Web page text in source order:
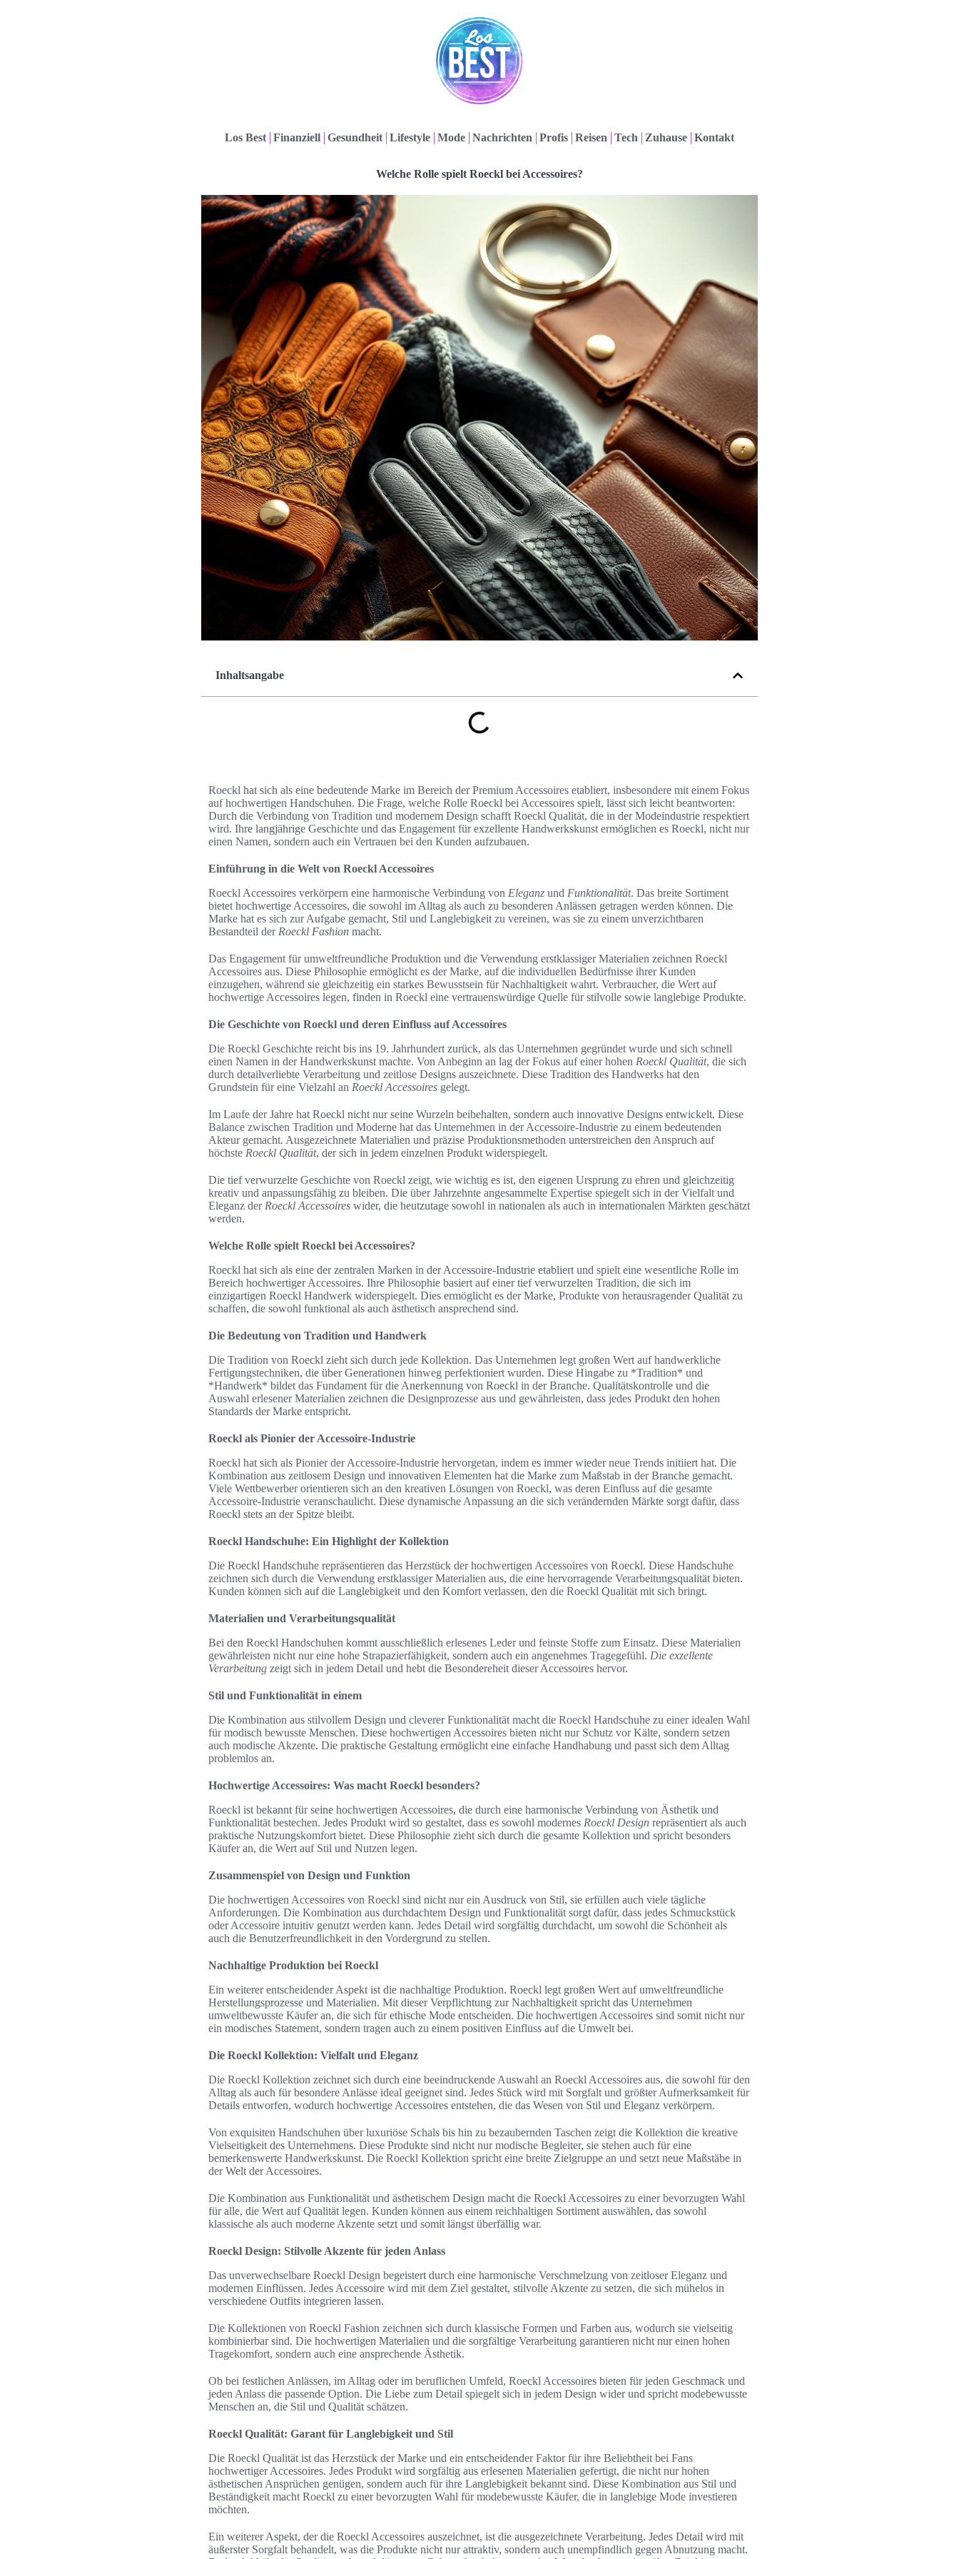
Los Best Finanziell Gesundheit Lifestyle Mode Nachrichten Profis Reisen Tech Zuhause Kontakt
Welche Rolle spielt Roeckl bei Accessoires?
Inhaltsangabe
Roeckl hat sich als eine bedeutende Marke im Bereich der Premium Accessoires etabliert, insbesondere mit einem Fokus
auf hochwertigen Handschuhen. Die Frage, welche Rolle Roeckl bei Accessoires spielt, lässt sich leicht beantworten:
Durch die Verbindung von Tradition und modernem Design schafft Roeckl Qualität, die in der Modeindustrie respektiert
wird. Ihre langjährige Geschichte und das Engagement für exzellente Handwerkskunst ermöglichen es Roeckl, nicht nur
einen Namen, sondern auch ein Vertrauen bei den Kunden aufzubauen.
Einführung in die Welt von Roeckl Accessoires
Roeckl Accessoires verkörpern eine harmonische Verbindung von Eleganz und Funktionalität. Das breite Sortiment
bietet hochwertige Accessoires, die sowohl im Alltag als auch zu besonderen Anlässen getragen werden können. Die
Marke hat es sich zur Aufgabe gemacht, Stil und Langlebigkeit zu vereinen, was sie zu einem unverzichtbaren
Bestandteil der Roeckl Fashion macht.
Das Engagement für umweltfreundliche Produktion und die Verwendung erstklassiger Materialien zeichnen Roeckl
Accessoires aus. Diese Philosophie ermöglicht es der Marke, auf die individuellen Bedürfnisse ihrer Kunden
einzugehen, während sie gleichzeitig ein starkes Bewusstsein für Nachhaltigkeit wahrt. Verbraucher, die Wert auf
hochwertige Accessoires legen, finden in Roeckl eine vertrauenswürdige Quelle für stilvolle sowie langlebige Produkte.
Die Geschichte von Roeckl und deren Einfluss auf Accessoires
Die Roeckl Geschichte reicht bis ins 19. Jahrhundert zurück, als das Unternehmen gegründet wurde und sich schnell
einen Namen in der Handwerkskunst machte. Von Anbeginn an lag der Fokus auf einer hohen Roeckl Qualität, die sich
durch detailverliebte Verarbeitung und zeitlose Designs auszeichnete. Diese Tradition des Handwerks hat den
Grundstein für eine Vielzahl an Roeckl Accessoires gelegt.
Im Laufe der Jahre hat Roeckl nicht nur seine Wurzeln beibehalten, sondern auch innovative Designs entwickelt. Diese
Balance zwischen Tradition und Moderne hat das Unternehmen in der Accessoire-Industrie zu einem bedeutenden
Akteur gemacht. Ausgezeichnete Materialien und präzise Produktionsmethoden unterstreichen den Anspruch auf
höchste Roeckl Qualität, der sich in jedem einzelnen Produkt widerspiegelt.
Die tief verwurzelte Geschichte von Roeckl zeigt, wie wichtig es ist, den eigenen Ursprung zu ehren und gleichzeitig
kreativ und anpassungsfähig zu bleiben. Die über Jahrzehnte angesammelte Expertise spiegelt sich in der Vielfalt und
Eleganz der Roeckl Accessoires wider, die heutzutage sowohl in nationalen als auch in internationalen Märkten geschätzt
werden.
Welche Rolle spielt Roeckl bei Accessoires?
Roeckl hat sich als eine der zentralen Marken in der Accessoire-Industrie etabliert und spielt eine wesentliche Rolle im
Bereich hochwertiger Accessoires. Ihre Philosophie basiert auf einer tief verwurzelten Tradition, die sich im
einzigartigen Roeckl Handwerk widerspiegelt. Dies ermöglicht es der Marke, Produkte von herausragender Qualität zu
schaffen, die sowohl funktional als auch ästhetisch ansprechend sind.
Die Bedeutung von Tradition und Handwerk
Die Tradition von Roeckl zieht sich durch jede Kollektion. Das Unternehmen legt großen Wert auf handwerkliche
Fertigungstechniken, die über Generationen hinweg perfektioniert wurden. Diese Hingabe zu *Tradition* und
*Handwerk* bildet das Fundament für die Anerkennung von Roeckl in der Branche. Qualitätskontrolle und die
Auswahl erlesener Materialien zeichnen die Designprozesse aus und gewährleisten, dass jedes Produkt den hohen
Standards der Marke entspricht.
Roeckl als Pionier der Accessoire-Industrie
Roeckl hat sich als Pionier der Accessoire-Industrie hervorgetan, indem es immer wieder neue Trends initiiert hat. Die
Kombination aus zeitlosem Design und innovativen Elementen hat die Marke zum Maßstab in der Branche gemacht.
Viele Wettbewerber orientieren sich an den kreativen Lösungen von Roeckl, was deren Einfluss auf die gesamte
Accessoire-Industrie veranschaulicht. Diese dynamische Anpassung an die sich verändernden Märkte sorgt dafür, dass
Roeckl stets an der Spitze bleibt.
Roeckl Handschuhe: Ein Highlight der Kollektion
Die Roeckl Handschuhe repräsentieren das Herzstück der hochwertigen Accessoires von Roeckl. Diese Handschuhe
zeichnen sich durch die Verwendung erstklassiger Materialien aus, die eine hervorragende Verarbeitungsqualität bieten.
Kunden können sich auf die Langlebigkeit und den Komfort verlassen, den die Roeckl Qualität mit sich bringt.
Materialien und Verarbeitungsqualität
Bei den Roeckl Handschuhen kommt ausschließlich erlesenes Leder und feinste Stoffe zum Einsatz. Diese Materialien
gewährleisten nicht nur eine hohe Strapazierfähigkeit, sondern auch ein angenehmes Tragegefühl. Die exzellente
Verarbeitung zeigt sich in jedem Detail und hebt die Besondereheit dieser Accessoires hervor.
Stil und Funktionalität in einem
Die Kombination aus stilvollem Design und cleverer Funktionalität macht die Roeckl Handschuhe zu einer idealen Wahl
für modisch bewusste Menschen. Diese hochwertigen Accessoires bieten nicht nur Schutz vor Kälte, sondern setzen
auch modische Akzente. Die praktische Gestaltung ermöglicht eine einfache Handhabung und passt sich dem Alltag
problemlos an.
Hochwertige Accessoires: Was macht Roeckl besonders?
Roeckl ist bekannt für seine hochwertigen Accessoires, die durch eine harmonische Verbindung von Ästhetik und
Funktionalität bestechen. Jedes Produkt wird so gestaltet, dass es sowohl modernes Roeckl Design repräsentiert als auch
praktische Nutzungskomfort bietet. Diese Philosophie zieht sich durch die gesamte Kollektion und spricht besonders
Käufer an, die Wert auf Stil und Nutzen legen.
Zusammenspiel von Design und Funktion
Die hochwertigen Accessoires von Roeckl sind nicht nur ein Ausdruck von Stil, sie erfüllen auch viele tägliche
Anforderungen. Die Kombination aus durchdachtem Design und Funktionalität sorgt dafür, dass jedes Schmuckstück
oder Accessoire intuitiv genutzt werden kann. Jedes Detail wird sorgfältig durchdacht, um sowohl die Schönheit als
auch die Benutzerfreundlichkeit in den Vordergrund zu stellen.
Nachhaltige Produktion bei Roeckl
Ein weiterer entscheidender Aspekt ist die nachhaltige Produktion. Roeckl legt großen Wert auf umweltfreundliche
Herstellungsprozesse und Materialien. Mit dieser Verpflichtung zur Nachhaltigkeit spricht das Unternehmen
umweltbewusste Käufer an, die sich für ethische Mode entscheiden. Die hochwertigen Accessoires sind somit nicht nur
ein modisches Statement, sondern tragen auch zu einem positiven Einfluss auf die Umwelt bei.
Die Roeckl Kollektion: Vielfalt und Eleganz
Die Roeckl Kollektion zeichnet sich durch eine beeindruckende Auswahl an Roeckl Accessoires aus, die sowohl für den
Alltag als auch für besondere Anlässe ideal geeignet sind. Jedes Stück wird mit Sorgfalt und größter Aufmerksamkeit für
Details entworfen, wodurch hochwertige Accessoires entstehen, die das Wesen von Stil und Eleganz verkörpern.
Von exquisiten Handschuhen über luxuriöse Schals bis hin zu bezaubernden Taschen zeigt die Kollektion die kreative
Vielseitigkeit des Unternehmens. Diese Produkte sind nicht nur modische Begleiter, sie stehen auch für eine
bemerkenswerte Handwerkskunst. Die Roeckl Kollektion spricht eine breite Zielgruppe an und setzt neue Maßstäbe in
der Welt der Accessoires.
Die Kombination aus Funktionalität und ästhetischem Design macht die Roeckl Accessoires zu einer bevorzugten Wahl
für alle, die Wert auf Qualität legen. Kunden können aus einem reichhaltigen Sortiment auswählen, das sowohl
klassische als auch moderne Akzente setzt und somit längst überfällig war.
Roeckl Design: Stilvolle Akzente für jeden Anlass
Das unverwechselbare Roeckl Design begeistert durch eine harmonische Verschmelzung von zeitloser Eleganz und
modernen Einflüssen. Jedes Accessoire wird mit dem Ziel gestaltet, stilvolle Akzente zu setzen, die sich mühelos in
verschiedene Outfits integrieren lassen.
Die Kollektionen von Roeckl Fashion zeichnen sich durch klassische Formen und Farben aus, wodurch sie vielseitig
kombinierbar sind. Die hochwertigen Materialien und die sorgfältige Verarbeitung garantieren nicht nur einen hohen
Tragekomfort, sondern auch eine ansprechende Ästhetik.
Ob bei festlichen Anlässen, im Alltag oder im beruflichen Umfeld, Roeckl Accessoires bieten für jeden Geschmack und
jeden Anlass die passende Option. Die Liebe zum Detail spiegelt sich in jedem Design wider und spricht modebewusste
Menschen an, die Stil und Qualität schätzen.
Roeckl Qualität: Garant für Langlebigkeit und Stil
Die Roeckl Qualität ist das Herzstück der Marke und ein entscheidender Faktor für ihre Beliebtheit bei Fans
hochwertiger Accessoires. Jedes Produkt wird sorgfältig aus erlesenen Materialien gefertigt, die nicht nur hohen
ästhetischen Ansprüchen genügen, sondern auch für ihre Langlebigkeit bekannt sind. Diese Kombination aus Stil und
Beständigkeit macht Roeckl zu einer bevorzugten Wahl für modebewusste Käufer, die in langlebige Mode investieren
möchten.
Ein weiterer Aspekt, der die Roeckl Accessoires auszeichnet, ist die ausgezeichnete Verarbeitung. Jedes Detail wird mit
äußerster Sorgfalt behandelt, was die Produkte nicht nur attraktiv, sondern auch unempfindlich gegen Abnutzung macht.